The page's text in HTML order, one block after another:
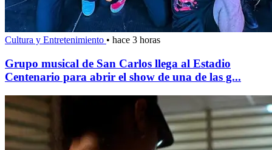
Cultura y Entretenimiento • hace 3 horas
Grupo musical de San Carlos llega al Estadio
Centenario para abrir el show de una de las g...